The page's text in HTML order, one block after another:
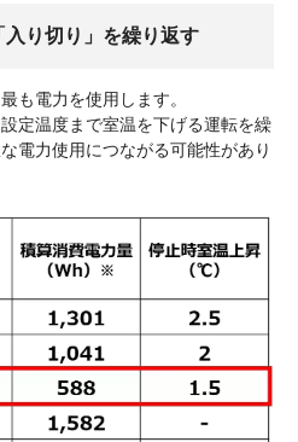
り切り」を繰り返す
も電力を使用します。
定温度まで室温を下げる運転を繰
電力使用につながる可能性があり